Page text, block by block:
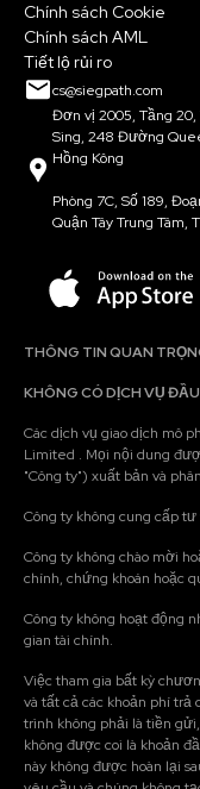
Chính sách Cookie
Chính sách AML
Tiết lộ rủi ro
cs@siegpath.com
Đơn vị 2005, Tầng 20,
Sing, 248 Đường
Hồng Kông
Phòng 7C, Số 189,
Quận Tây Trung Tâm,
THÔNG TIN QUAN
KHÔNG CÓ DỊCH VỤ
Các dịch vụ giao dịch mô
Limited . Mọi nội dung
"Công ty") xuất bản và
Công ty không cung cấp
Công ty không chào mời
chính, chứng khoán hoặc
Công ty không hoạt động
gian tài chính.
Việc tham gia bất kỳ
và tất cả các khoản phí trả
trình không phải là tiền
không được coi là khoản
này không được hoàn lại